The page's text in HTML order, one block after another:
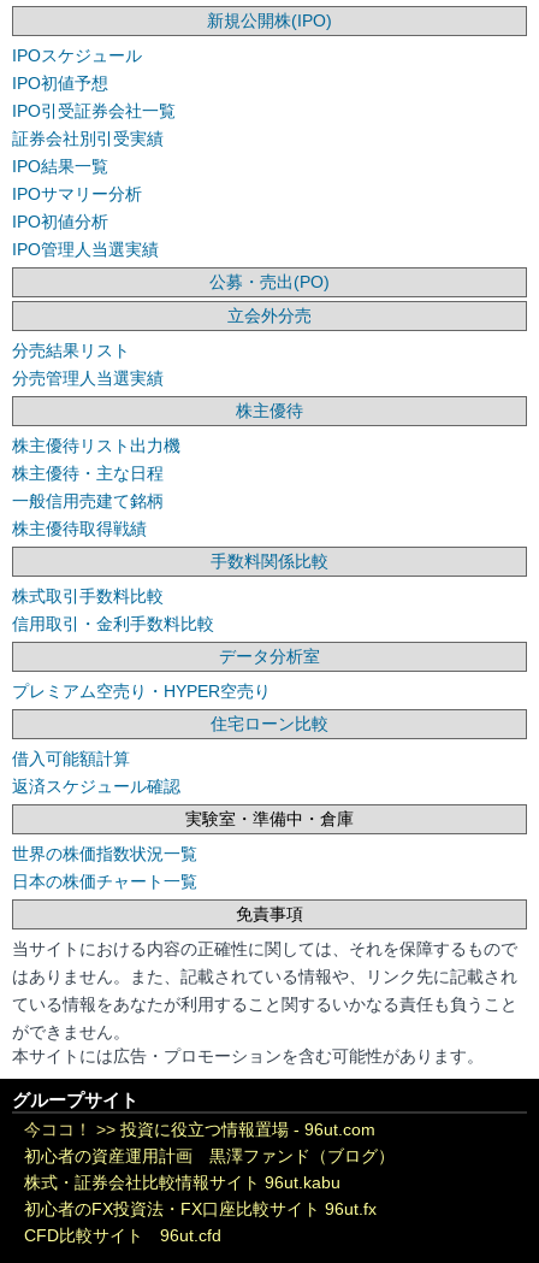
新規公開株(IPO)
IPOスケジュール
IPO初値予想
IPO引受証券会社一覧
証券会社別引受実績
IPO結果一覧
IPOサマリー分析
IPO初値分析
IPO管理人当選実績
公募・売出(PO)
立会外分売
分売結果リスト
分売管理人当選実績
株主優待
株主優待リスト出力機
株主優待・主な日程
一般信用売建て銘柄
株主優待取得戦績
手数料関係比較
株式取引手数料比較
信用取引・金利手数料比較
データ分析室
プレミアム空売り・HYPER空売り
住宅ローン比較
借入可能額計算
返済スケジュール確認
実験室・準備中・倉庫
世界の株価指数状況一覧
日本の株価チャート一覧
免責事項
当サイトにおける内容の正確性に関しては、それを保障するもので
はありません。また、記載されている情報や、リンク先に記載され
ている情報をあなたが利用すること関するいかなる責任も負うこと
ができません。
本サイトには広告・プロモーションを含む可能性があります。
グループサイト
今ココ！ >> 投資に役立つ情報置場 - 96ut.com
初心者の資産運用計画 黒澤ファンド（ブログ）
株式・証券会社比較情報サイト 96ut.kabu
初心者のFX投資法・FX口座比較サイト 96ut.fx
CFD比較サイト 96ut.cfd